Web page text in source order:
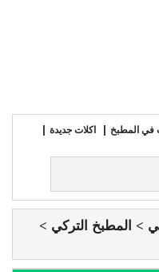
في المطبخ
اكلات جديدة
المطبخ التركي